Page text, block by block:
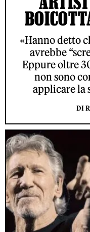
«Hanno detto
avrebbe
Eppure oltre
non sono
applicare la
DI